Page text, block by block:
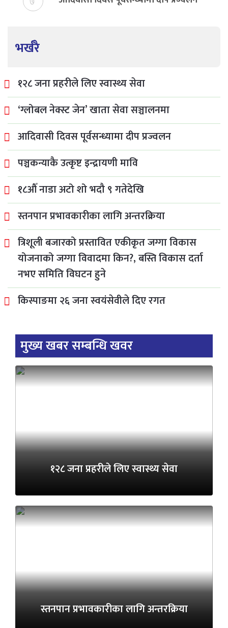
भर्खरै
१२८ जना प्रहरीले लिए स्वास्थ्य सेवा
‘ग्लोबल नेक्स्ट जेन’ खाता सेवा सञ्चालनमा
आदिवासी दिवस पूर्वसन्ध्यामा दीप प्रज्वलन
पञ्चकन्याकै उत्कृष्ट इन्द्रायणी मावि
१८औँ नाडा अटो शो भदौ ९ गतेदेखि
स्तनपान प्रभावकारीका लागि अन्तरक्रिया
त्रिशूली बजारको प्रस्तावित एकीकृत जग्गा विकास
योजनाको जग्गा विवादमा किन?, बस्ति विकास दर्ता
नभए समिति विघटन हुने
किस्पाङमा २६ जना स्वयंसेवीले दिए रगत
मुख्य खबर सम्बन्धि खवर
१२८ जना प्रहरीले लिए स्वास्थ्य सेवा
स्तनपान प्रभावकारीका लागि अन्तरक्रिया